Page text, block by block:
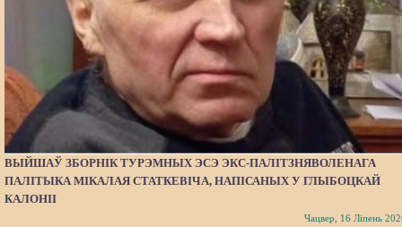
ВЫЙШАЎ ЗБОРНІК ТУРЭМНЫХ ЭСЭ ЭКС-ПАЛІТЗНЯВОЛЕНАГА
ПАЛІТЫКА МІКАЛАЯ СТАТКЕВІЧА, НАПІСАНЫХ У ГЛЫБОЦКАЙ
КАЛОНІІ
Чацвер, 16 Ліпень